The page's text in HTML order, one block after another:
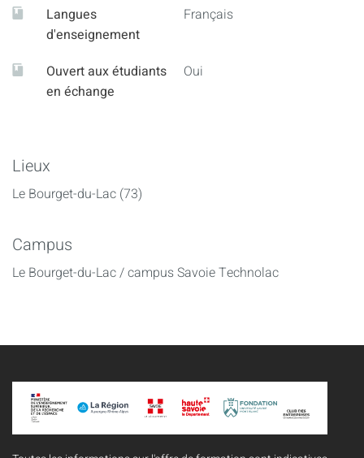
Langues
d'enseignement
Français
Ouvert aux étudiants
en échange
Oui
Lieux
Le Bourget-du-Lac (73)
Campus
Le Bourget-du-Lac / campus Savoie Technolac